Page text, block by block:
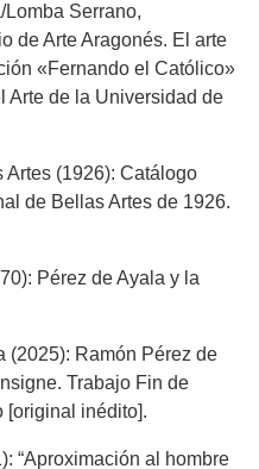
Serrano,
de Arte Aragonés. El arte
«Fernando el Católico»
Arte de la Universidad de
(1926): Catálogo
de Bellas Artes de 1926.
Pérez de Ayala y la
(2025): Ramón Pérez de
Trabajo Fin de
[original inédito].
“Aproximación al hombre